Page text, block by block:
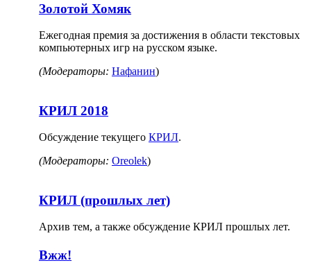
Золотой Хомяк
Ежегодная премия за достижения в области текстовых
компьютерных игр на русском языке.
(Модераторы: Нафанин)
КРИЛ 2018
Обсуждение текущего КРИЛ.
(Модераторы: Oreolek)
КРИЛ (прошлых лет)
Архив тем, а также обсуждение КРИЛ прошлых лет.
Вжж!